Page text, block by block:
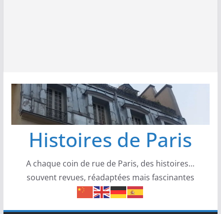
Histoires de Paris
A chaque coin de rue de Paris, des histoires…
souvent revues, réadaptées mais fascinantes